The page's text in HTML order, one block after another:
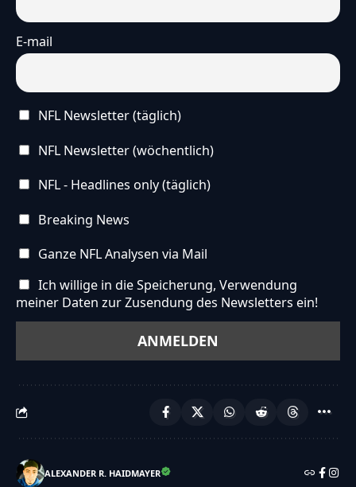
E-mail
NFL Newsletter (täglich)
NFL Newsletter (wöchentlich)
NFL - Headlines only (täglich)
Breaking News
Ganze NFL Analysen via Mail
Ich willige in die Speicherung, Verwendung
meiner Daten zur Zusendung des Newsletters ein!
ALEXANDER R. HAIDMAYER